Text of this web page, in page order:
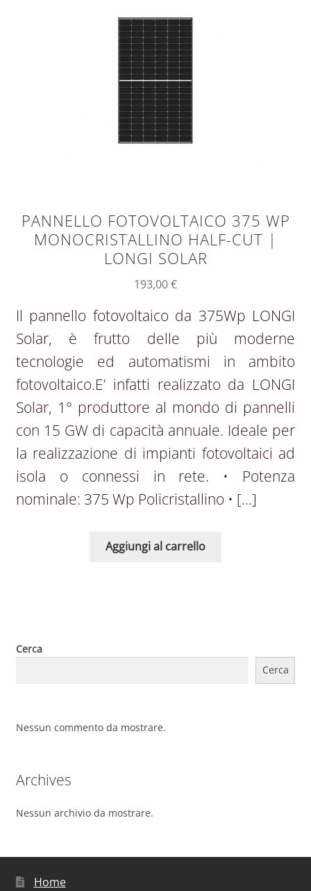
PANNELLO FOTOVOLTAICO 375 WP
MONOCRISTALLINO HALF-CUT |
LONGI SOLAR
193,00€
Il pannello fotovoltaico da 375Wp LONGI
Solar, è frutto delle più moderne
tecnologie ed automatismi in ambito
fotovoltaico.E’ infatti realizzato da LONGI
Solar, 1° produttore al mondo di pannelli
con 15 GW di capacità annuale. Ideale per
la realizzazione di impianti fotovoltaici ad
isola o connessi in rete. • Potenza
nominale: 375 Wp Policristallino • […]
Aggiungi al carrello
Cerca
Cerca
Nessun commento da mostrare.
Archives
Nessun archivio da mostrare.
Home